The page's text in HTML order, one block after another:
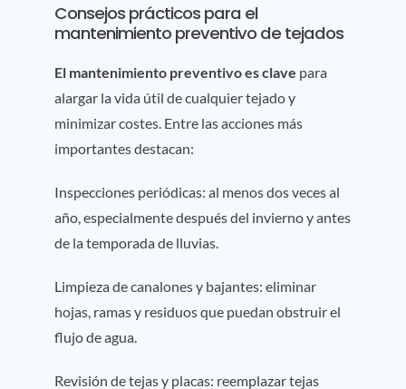
Consejos prácticos para el
mantenimiento preventivo de tejados
El mantenimiento preventivo es clave para
alargar la vida útil de cualquier tejado y
minimizar costes. Entre las acciones más
importantes destacan:
Inspecciones periódicas: al menos dos veces al
año, especialmente después del invierno y antes
de la temporada de lluvias.
Limpieza de canalones y bajantes: eliminar
hojas, ramas y residuos que puedan obstruir el
flujo de agua.
Revisión de tejas y placas: reemplazar tejas